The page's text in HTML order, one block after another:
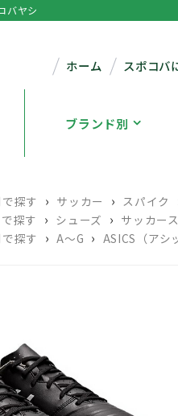
バヤシ
ホーム スポコバ
ブランド別
探す › サッカー › スパイク
探す › シューズ › サッカー
探す › A～G › ASICS（アシ